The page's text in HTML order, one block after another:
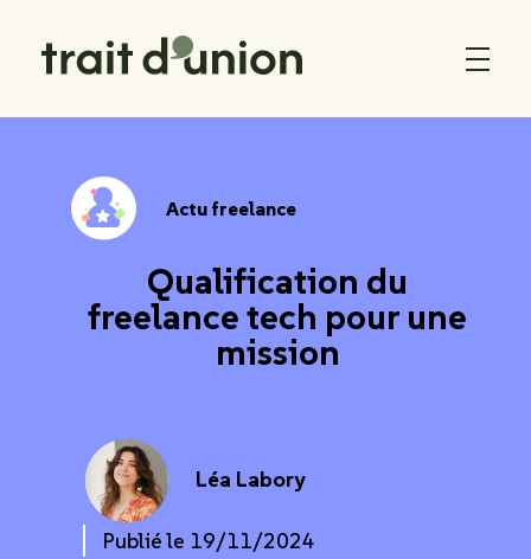
Actu freelance
Qualification du
freelance tech pour une
mission
Léa Labory
Publié le 19/11/2024